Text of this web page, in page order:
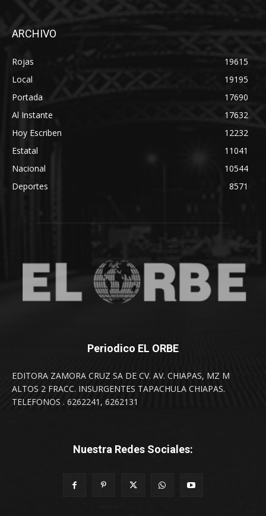
ARCHIVO
Rojas
19615
Local
19195
Portada
17690
Al Instante
17632
Hoy Escriben
12232
Estatal
11041
Nacional
10544
Deportes
8571
Periodico EL ORBE
EDITORA ZAMORA CRUZ SA DE CV. AV. CHIAPAS, MZ M
ALTOS 2 FRACC. INSURGENTES TAPACHULA CHIAPAS.
TELEFONOS . 6262241, 6262131
Nuestra Redes Sociales: